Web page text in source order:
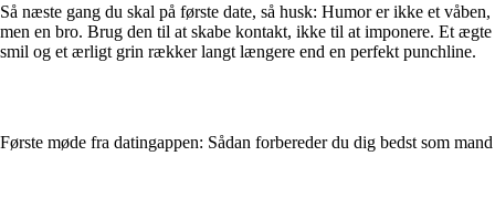
Så næste gang du skal på første date, så husk: Humor er ikke et våben,
men en bro. Brug den til at skabe kontakt, ikke til at imponere. Et ægte
smil og et ærligt grin rækker langt længere end en perfekt punchline.
Første møde fra datingappen: Sådan forbereder du dig bedst som mand